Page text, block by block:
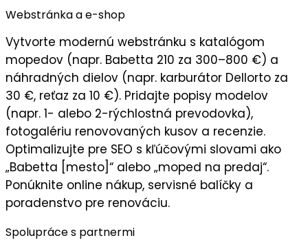
Webstránka a e-shop
Vytvorte modernú webstránku s katalógom
mopedov (napr. Babetta 210 za 300–800 €) a
náhradných dielov (napr. karburátor Dellorto za
30 €, reťaz za 10 €). Pridajte popisy modelov
(napr. 1- alebo 2-rýchlostná prevodovka),
fotogalériu renovovaných kusov a recenzie.
Optimalizujte pre SEO s kľúčovými slovami ako
„Babetta [mesto]“ alebo „moped na predaj“.
Ponúknite online nákup, servisné balíčky a
poradenstvo pre renováciu.
Spolupráce s partnermi